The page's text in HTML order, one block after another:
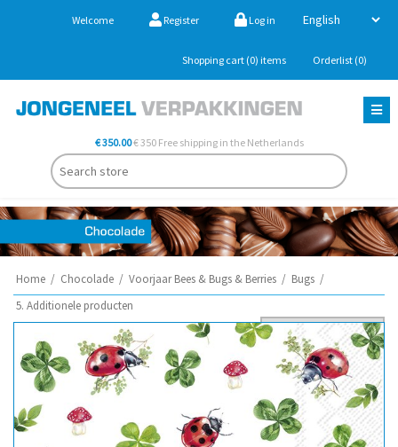
Welcome Register Log in
Shopping cart (0) items Orderlist (0)
€ 350.00€ 350 Free shipping in the Netherlands
Home / Chocolade / Voorjaar Bees & Bugs & Berries / Bugs /
5. Additionele producten
Sort by